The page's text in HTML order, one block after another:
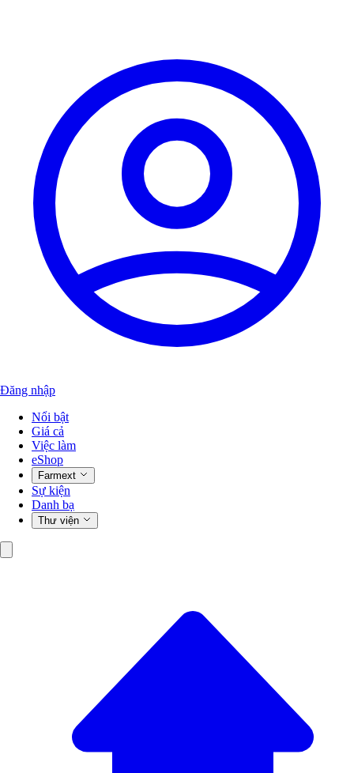
Đăng nhập
Nổi bật
Giá cả
Việc làm
eShop
Farmext
Sự kiện
Danh bạ
Thư viện